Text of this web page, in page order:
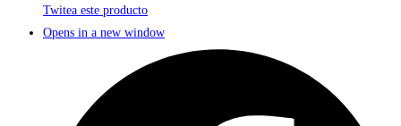
Twitea este producto
Opens in a new window